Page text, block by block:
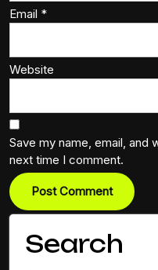
Email *
Website
Save my name, email, and
next time I comment.
Search